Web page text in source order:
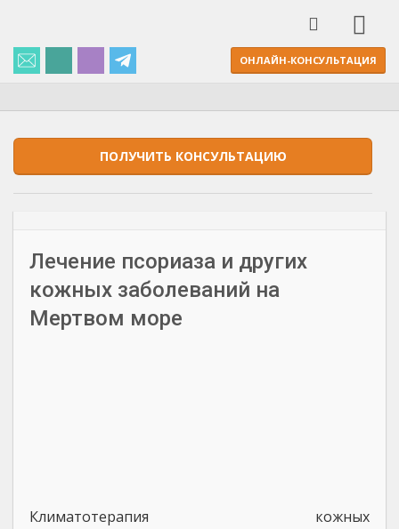
ОНЛАЙН-КОНСУЛЬТАЦИЯ
ПОЛУЧИТЬ КОНСУЛЬТАЦИЮ
Лечение псориаза и других
кожных заболеваний на
Мертвом море
Климатотерапия кожных